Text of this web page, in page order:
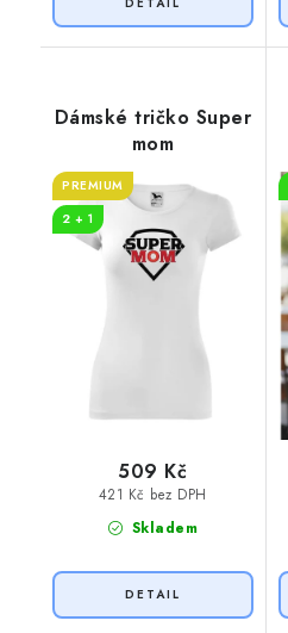
Dámské tričko Super
mom
PREMIUM
2 + 1
Skladem
421 Kč bez DPH
509 Kč